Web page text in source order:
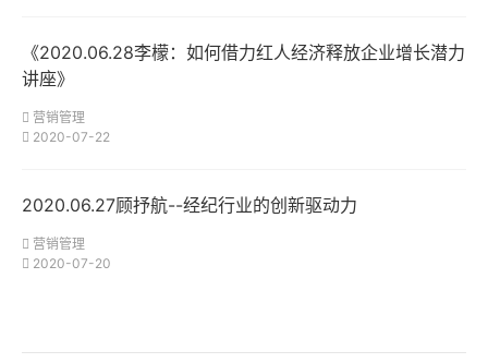
《2020.06.28李檬：如何借力红人经济释放企业增长潜力
讲座》
营销管理
2020-07-22
2020.06.27顾抒航--经纪行业的创新驱动力
营销管理
2020-07-20